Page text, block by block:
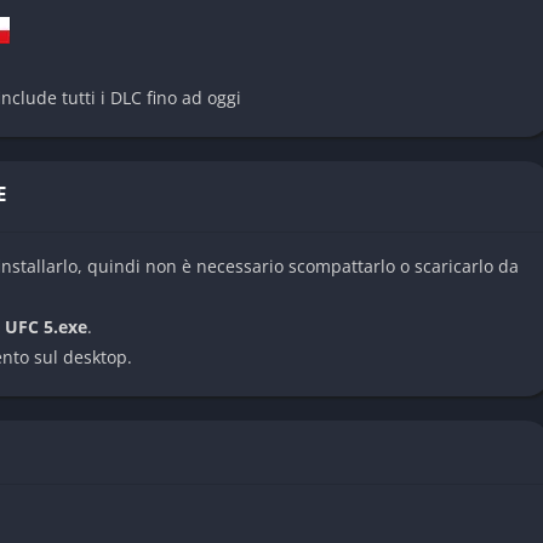
ma tecnicamente profonde, mentre il striking
di progressione più dettagliato, che include la
tutti i DLC fino ad oggi
quindi non è necessario scompattarlo o scaricarlo da
UFC 5.exe.
sul desktop.